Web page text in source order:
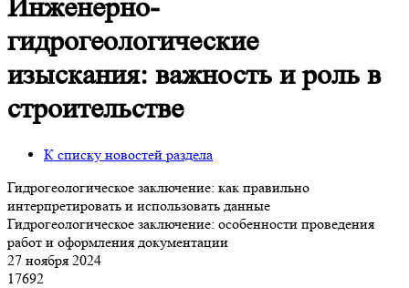
Инженерно-
гидрогеологические
изыскания: важность и роль в
строительстве
К списку новостей раздела
Гидрогеологическое заключение: как правильно
интерпретировать и использовать данные
Гидрогеологическое заключение: особенности проведения
работ и оформления документации
27 ноября 2024
17692